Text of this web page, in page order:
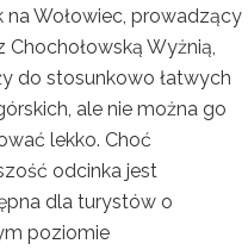
na Wołowiec, prowadzący
Chochołowską Wyżnią,
do stosunkowo łatwych
ale nie można go
lekko. Choć
odcinka jest
dla turystów o
poziomie